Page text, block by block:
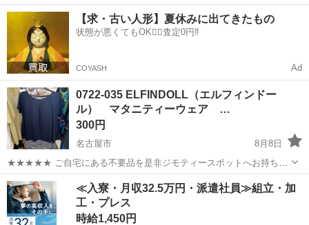
みしませんか？ 家電、趣味・スポーツ・レジャー用品、こども用品、
衣料服飾品、生活雑貨、家具、本、CD・DVDなどが無料でまとめて持
ち込めます！ ※詳細はこ...
愛知 名古屋市 カットソー 現地
【求・古い人形】夏休みに出てきたもの
状態が悪くてもOK🙆‍♀️査定0円‼️
COYASH Ad
0722-035 ELFINDOLL（エルフィンドー
ル） マタニティーウェア …
300円
名古屋市
8月8日
★★★★★ ご自宅にある不要品を是非ジモティースポットへお持ち込
みしませんか？ 家電、趣味・スポーツ・レジャー用品、こども用品、
衣料服飾品、生活雑貨、家具、本、CD・DVDなどが無料でまとめて持
ち込めます！ ※詳細はこ...
愛知 名古屋市 カットソー エルフィンドール
≪入寮・月収32.5万円・派遣社員≫組立・加
工・プレス
時給1,450円